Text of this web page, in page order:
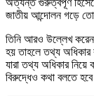
জাতীয় আন্দোলন গড়ে
তিনি আরও উল্লেখ করেন,
হয় তাহলে তথ্য অধিকার
যারা তথ্য অধিকার নিয়ে
বিরুদ্ধেও কথা বলতে হবে